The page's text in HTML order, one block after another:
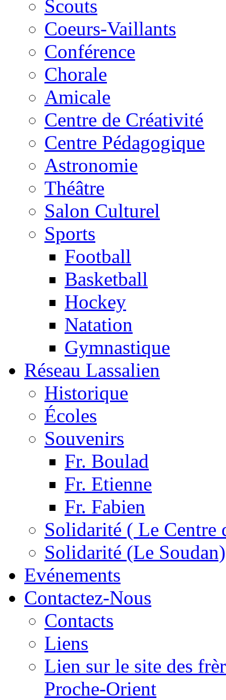
Scouts
Coeurs-Vaillants
Conférence
Chorale
Amicale
Centre de Créativité
Centre Pédagogique
Astronomie
Théâtre
Salon Culturel
Sports
Football
Basketball
Hockey
Natation
Gymnastique
Réseau Lassalien
Historique
Écoles
Souvenirs
Fr. Boulad
Fr. Etienne
Fr. Fabien
Solidarité ( Le Centre
Solidarité (Le Soudan)
Evénements
Contactez-Nous
Contacts
Liens
Lien sur le site des
Proche-Orient